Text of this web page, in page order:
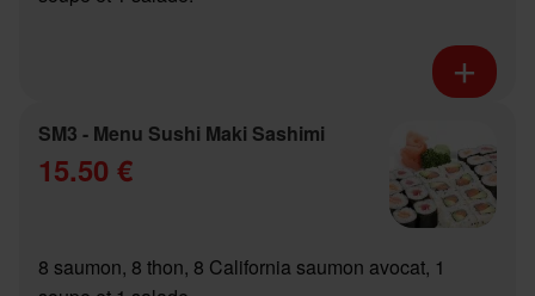
SM3 - Menu Sushi Maki Sashimi
15.50 €
8 saumon, 8 thon, 8 California saumon avocat, 1